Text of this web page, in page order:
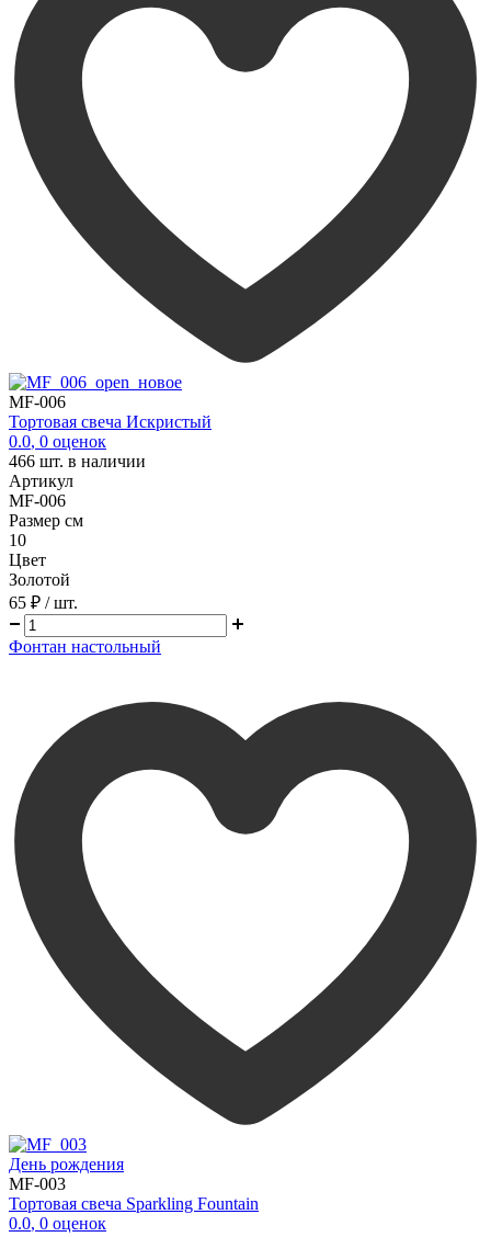
MF-006
Тортовая свеча Искристый
0.0, 0 оценок
466 шт. в наличии
Артикул
MF-006
Размер см
10
Цвет
Золотой
65 ₽ / шт.
Фонтан настольный
День рождения
MF-003
Тортовая свеча Sparkling Fountain
0.0, 0 оценок